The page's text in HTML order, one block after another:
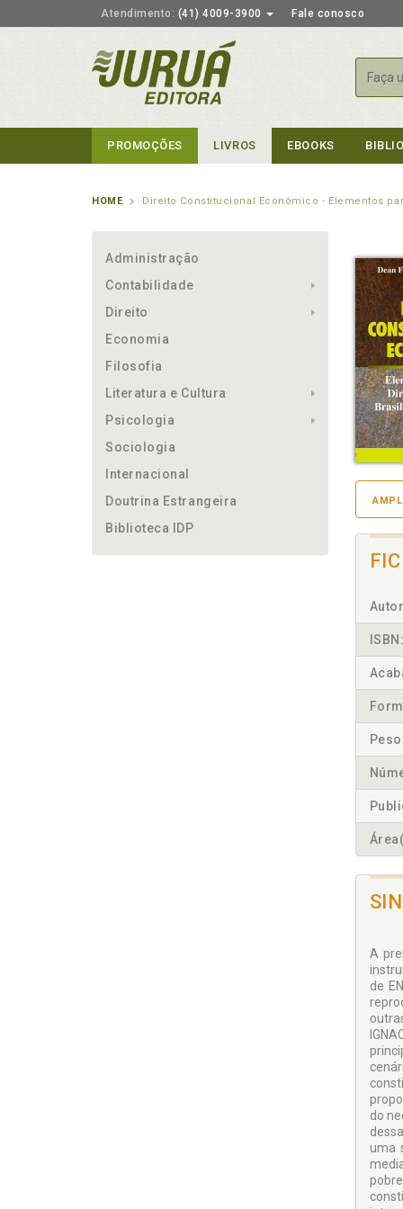
Atendimento: (41) 4009-3900 Fale conosco
PROMOÇÕES LIVROS EBOOKS
HOME Direito Constitucional Econômico - Elementos
Administração
Contabilidade
Direito
Economia
Filosofia
Literatura e Cultura
Psicologia
Sociologia
Internacional
Doutrina Estrangeira
Biblioteca IDP
ISBN:
A
de
do
uma